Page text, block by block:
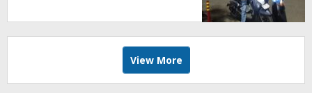
melalui Riset FOTOFOBIA
View More